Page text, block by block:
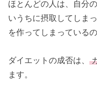
ほとんどの人は、自分
いうちに摂取してしま
を作ってしまっているの
ダイエットの成否は、
ます。